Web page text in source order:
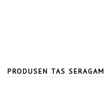
PRODUSEN TAS SERAGAM